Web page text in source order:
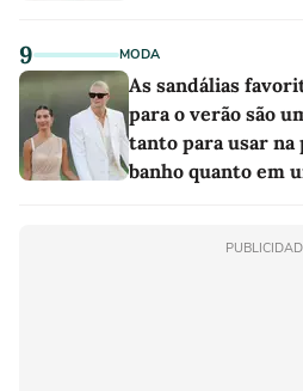
9 MODA
As sandálias
para o verão são
tanto para usar na
banho quanto em